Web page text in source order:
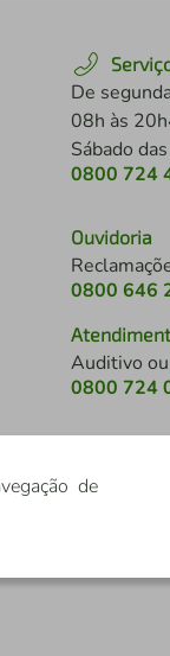
De
08h às
Sábado
0800 724
Ouvidoria
0800 646
Auditivo
0800 724
de